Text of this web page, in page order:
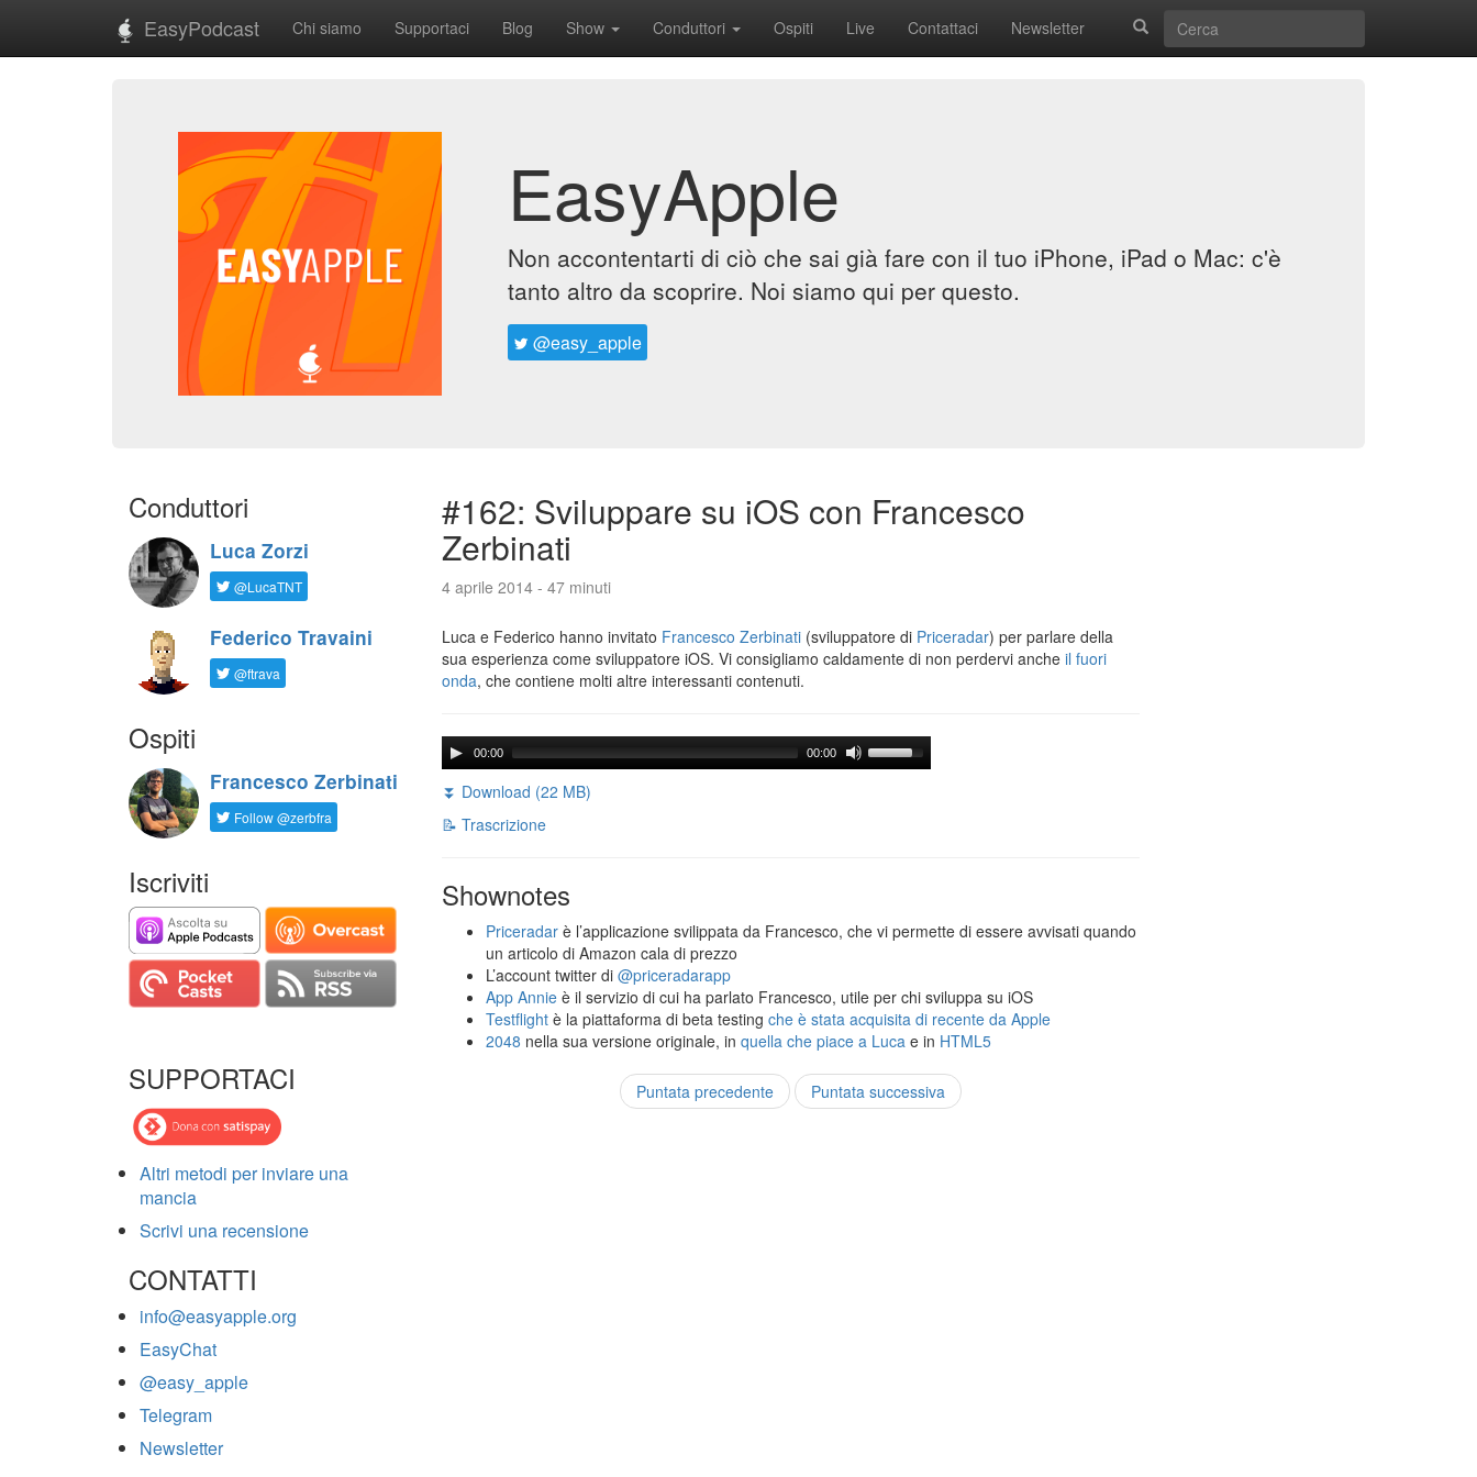
EasyPodcast Chi siamo Supportaci Blog Show Conduttori Ospiti Live Contattaci Newsletter
EasyApple
Non accontentarti di ciò che sai già fare con il tuo iPhone, iPad o Mac: c'è
tanto altro da scoprire. Noi siamo qui per questo.
@easy_apple
Conduttori
Luca Zorzi
@LucaTNT
Federico Travaini
@ftrava
Ospiti
Francesco Zerbinati
Follow @zerbfra
Iscriviti
SUPPORTACI
Altri metodi per inviare una
mancia
Scrivi una recensione
CONTATTI
info@easyapple.org
EasyChat
@easy_apple
Telegram
Newsletter
#162: Sviluppare su iOS con Francesco
Zerbinati
4 aprile 2014 - 47 minuti
Luca e Federico hanno invitato Francesco Zerbinati (sviluppatore di Priceradar) per parlare della
sua esperienza come sviluppatore iOS. Vi consigliamo caldamente di non perdervi anche il fuori
onda, che contiene molti altre interessanti contenuti.
00:00 00:00
⏬ Download (22 MB)
📝 Trascrizione
Shownotes
Priceradar è l’applicazione svilippata da Francesco, che vi permette di essere avvisati quando
un articolo di Amazon cala di prezzo
L’account twitter di @priceradarapp
App Annie è il servizio di cui ha parlato Francesco, utile per chi sviluppa su iOS
Testflight è la piattaforma di beta testing che è stata acquisita di recente da Apple
2048 nella sua versione originale, in quella che piace a Luca e in HTML5
Puntata precedente Puntata successiva